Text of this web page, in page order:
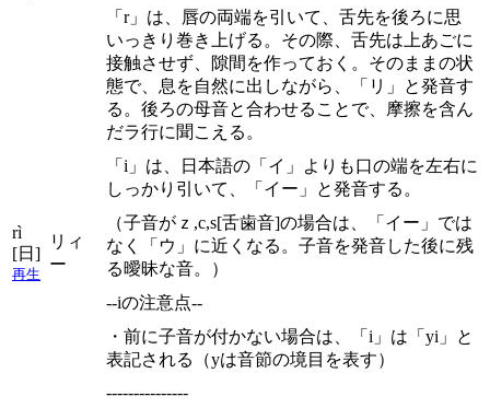
rì
[日]
再生
リィ
ー
「r」は、唇の両端を引いて、舌先を後ろに思
いっきり巻き上げる。その際、舌先は上あごに
接触させず、隙間を作っておく。そのままの状
態で、息を自然に出しながら、「リ」と発音す
る。後ろの母音と合わせることで、摩擦を含ん
だラ行に聞こえる。
「i」は、日本語の「イ」よりも口の端を左右に
しっかり引いて、「イー」と発音する。
（子音がｚ,c,s[舌歯音]の場合は、「イー」では
なく「ウ」に近くなる。子音を発音した後に残
る曖昧な音。）
--iの注意点--
・前に子音が付かない場合は、「i」は「yi」と
表記される（yは音節の境目を表す）
---------------